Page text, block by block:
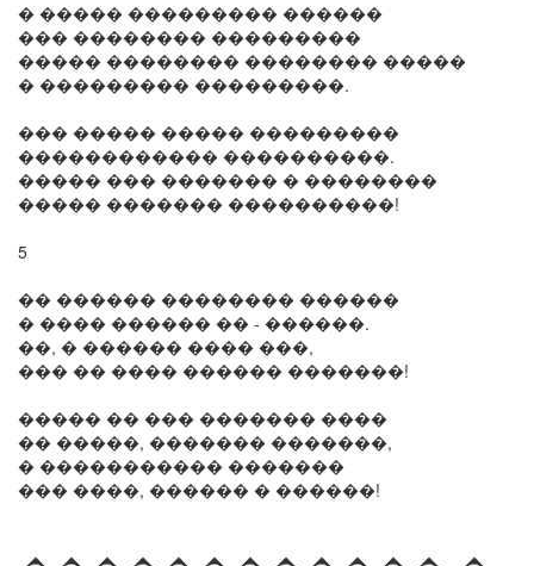
� ����� ��������� ������
��� �������� ���������
����� �������� �������� �����
� ��������� ���������.
��� ����� ����� ���������
������������ ����������.
����� ��� ������� � ��������
����� ������� ����������!
5
�� ������ �������� ������
� ���� ������ �� - ������.
��, � ������ ���� ���,
��� �� ���� ������ �������!
����� �� ��� ������� ����
�� �����, ������� �������,
� ����������� �������
��� ����, ������ � ������!